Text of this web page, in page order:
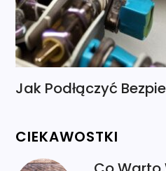
Jak Podłączyć
CIEKAWOSTKI